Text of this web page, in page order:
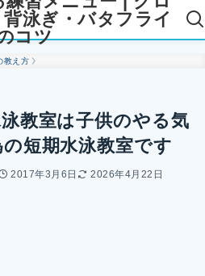
泳ぎ・バタフライ
コツ
教え方
教室は子供のやる気
短期水泳教室です
2017年3月6日 2026年4月22日